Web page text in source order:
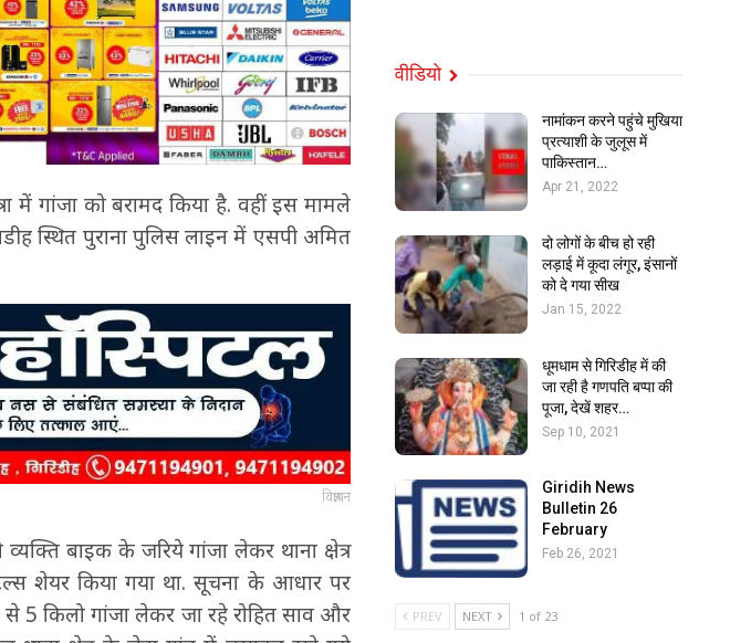
में गांजा को बरामद किया है. वहीं इस मामले
स्थित पुराना पुलिस लाइन में एसपी अमित
विज्ञापन
व्यक्ति बाइक के जरिये गांजा लेकर थाना क्षेत्र
शेयर किया गया था. सूचना के आधार पर
5 किलो गांजा लेकर जा रहे रोहित साव और
वीडियो
नामांकन करने पहुंचे मुखिया
प्रत्याशी के जुलूस में
पाकिस्तान…
Apr 21, 2022
दो लोगों के बीच हो रही
लड़ाई में कूदा लंगूर, इंसानों
को दे गया सीख
Jan 15, 2022
धूमधाम से गिरिडीह में की
जा रही है गणपति बप्पा की
पूजा, देखें शहर…
Sep 10, 2021
Giridih News
Bulletin 26
February
Feb 26, 2021
PREV NEXT 1 of 23